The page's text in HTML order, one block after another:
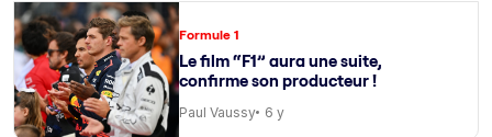
Formule 1
Le film “F1” aura une suite,
confirme son producteur !
Paul Vaussy 6 y